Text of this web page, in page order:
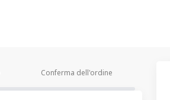
Conferma dell'ordine